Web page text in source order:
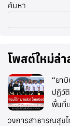
ค้นหา
โพสต์ใหม่ล่
“ยา
ปฏิวั
พื้นที่
วงการสาธารณสุข